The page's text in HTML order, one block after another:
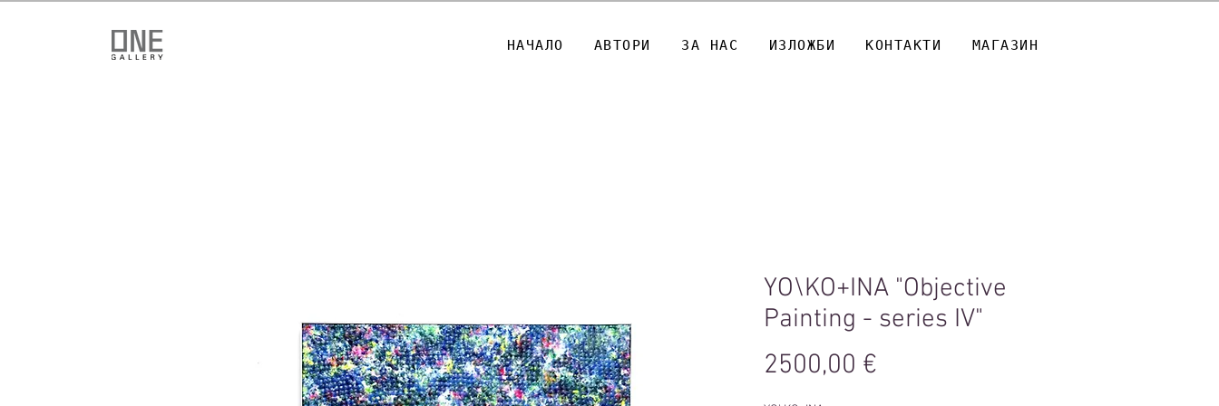
НАЧАЛО АВТОРИ ЗА НАС ИЗЛОЖБИ КОНТАКТИ МАГАЗИН
YO\KO+INA "Objective
Painting - series IV"
2500,00 €